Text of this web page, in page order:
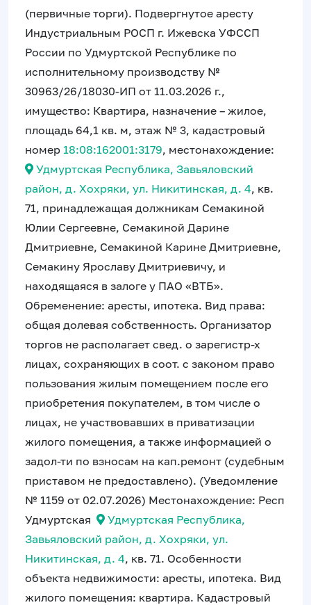
(первичные торги). Подвергнутое аресту
Индустриальным РОСП г. Ижевска УФССП
России по Удмуртской Республике по
исполнительному производству №
30963/26/18030-ИП от 11.03.2026 г.,
имущество: Квартира, назначение – жилое,
площадь 64,1 кв. м, этаж № 3, кадастровый
номер 18:08:162001:3179, местонахождение:
Удмуртская Республика, Завьяловский
район, д. Хохряки, ул. Никитинская, д. 4, кв.
71, принадлежащая должникам Семакиной
Юлии Сергеевне, Семакиной Дарине
Дмитриевне, Семакиной Карине Дмитриевне,
Семакину Ярославу Дмитриевичу, и
находящаяся в залоге у ПАО «ВТБ».
Обременение: аресты, ипотека. Вид права:
общая долевая собственность. Организатор
торгов не располагает свед. о зарегистр-х
лицах, сохраняющих в соот. с законом право
пользования жилым помещением после его
приобретения покупателем, в том числе о
лицах, не участвовавших в приватизации
жилого помещения, а также информацией о
задол-ти по взносам на кап.ремонт (судебным
приставом не предоставлено). (Уведомление
№ 1159 от 02.07.2026) Местонахождение: Респ
Удмуртская
Удмуртская Республика,
Завьяловский район, д. Хохряки, ул.
Никитинская, д. 4, кв. 71. Особенности
объекта недвижимости: аресты, ипотека. Вид
жилого помещения: квартира. Кадастровый